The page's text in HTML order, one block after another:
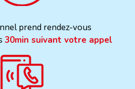
prend rendez-vous
30min suivant votre appel